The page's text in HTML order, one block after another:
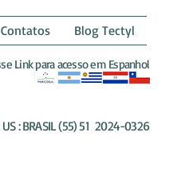
Contatos Blog Tectyl
Link para acesso em Espanhol
US : BRASIL (55) 51 2024-0326